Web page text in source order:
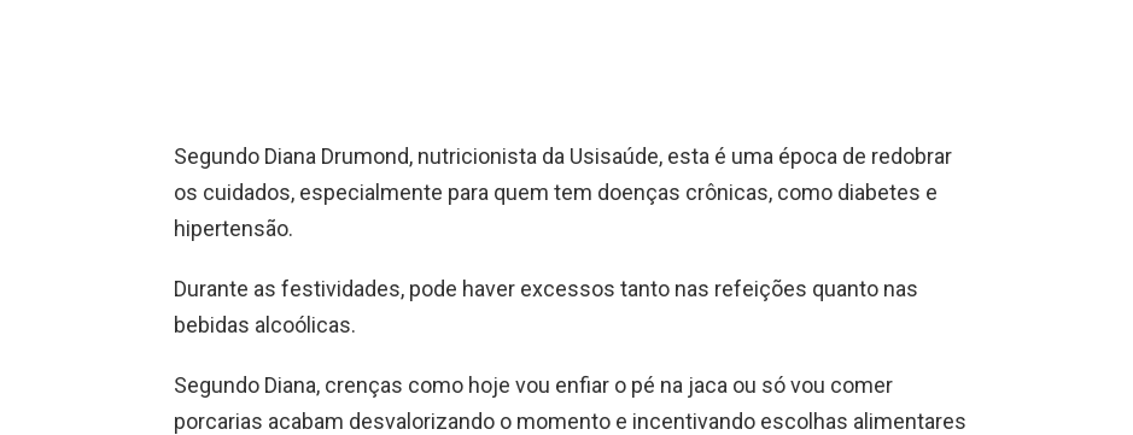
Segundo Diana Drumond, nutricionista da Usisaúde, esta é uma época de redobrar
os cuidados, especialmente para quem tem doenças crônicas, como diabetes e
hipertensão.
Durante as festividades, pode haver excessos tanto nas refeições quanto nas
bebidas alcoólicas.
Segundo Diana, crenças como hoje vou enfiar o pé na jaca ou só vou comer
porcarias acabam desvalorizando o momento e incentivando escolhas alimentares